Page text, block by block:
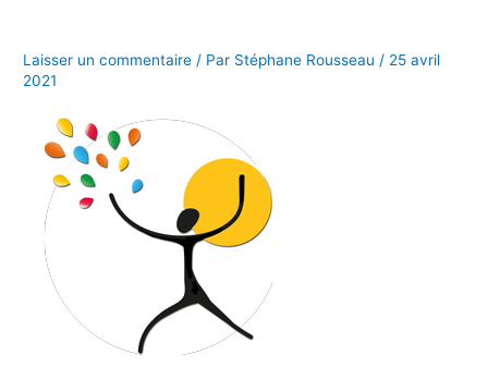
contenu
Laisser un commentaire / Par Stéphane Rousseau / 25 avril
2021